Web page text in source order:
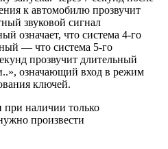
к автомобилю прозвучит
звуковой сигнал
означает, что система 4-го
— что система 5-го
прозвучит длительный
означающий вход в режим
ключей.
наличии только
произвести